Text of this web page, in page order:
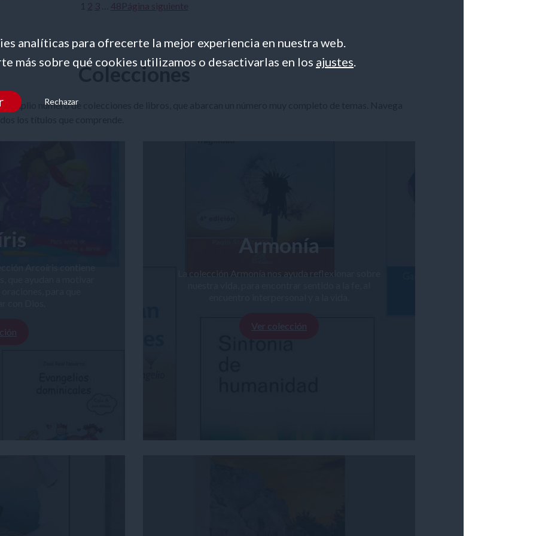
2 3 48Página siguiente
Colecciones
amplio número de colecciones de libros, que abarcan un número muy completo de temas. Navega
Arcoíris contiene
Armonía
La colección Armonía nos ayuda reflexionar sobre
Ver colección
analíticas para ofrecerte la mejor experiencia en nuestra web.
más sobre qué cookies utilizamos o desactivarlas en los ajustes.
Rechazar